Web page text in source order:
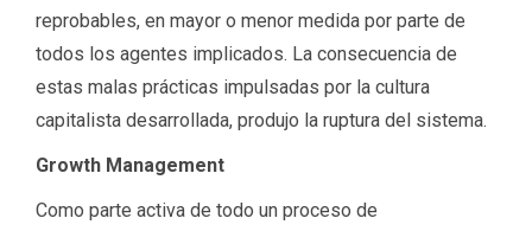
reprobables, en mayor o menor medida por parte de
todos los agentes implicados. La consecuencia de
estas malas prácticas impulsadas por la cultura
capitalista desarrollada, produjo la ruptura del sistema.
Growth Management
Como parte activa de todo un proceso de